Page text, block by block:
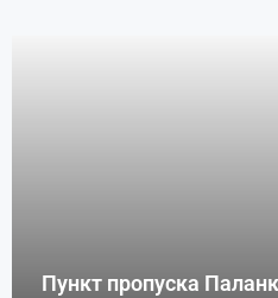
Пункт пропуска